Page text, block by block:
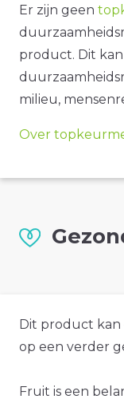
Er zijn geen
product. Dit
milieu,
Over
Dit product kan
op een verder
Fruit is een